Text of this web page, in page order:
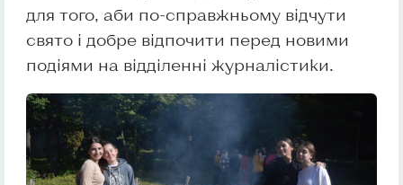
для того, аби по-справжньому відчути
свято і добре відпочити перед новими
подіями на відділенні журналістики.